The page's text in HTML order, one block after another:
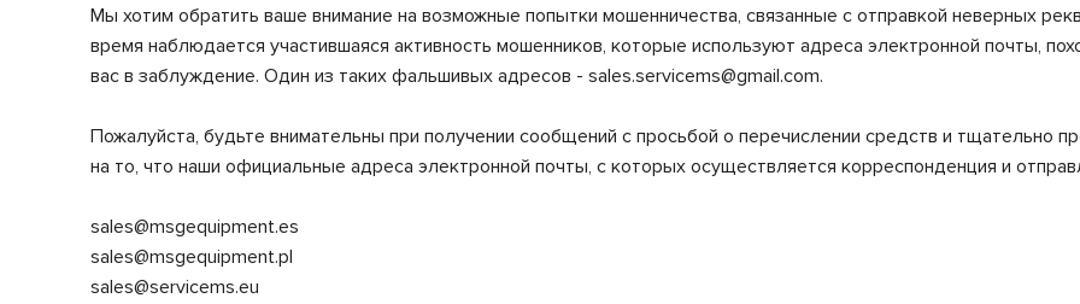
Мы хотим обратить ваше внимание на возможные попытки мошенничества, связанные с отправкой неверных
время наблюдается участившаяся активность мошенников, которые используют адреса электронной почты,
вас в заблуждение. Один из таких фальшивых адресов - sales.servicems@gmail.com.
Пожалуйста, будьте внимательны при получении сообщений с просьбой о перечислении средств и тщательно
на то, что наши официальные адреса электронной почты, с которых осуществляется корреспонденция и
sales@msgequipment.es
sales@msgequipment.pl
sales@servicems.eu